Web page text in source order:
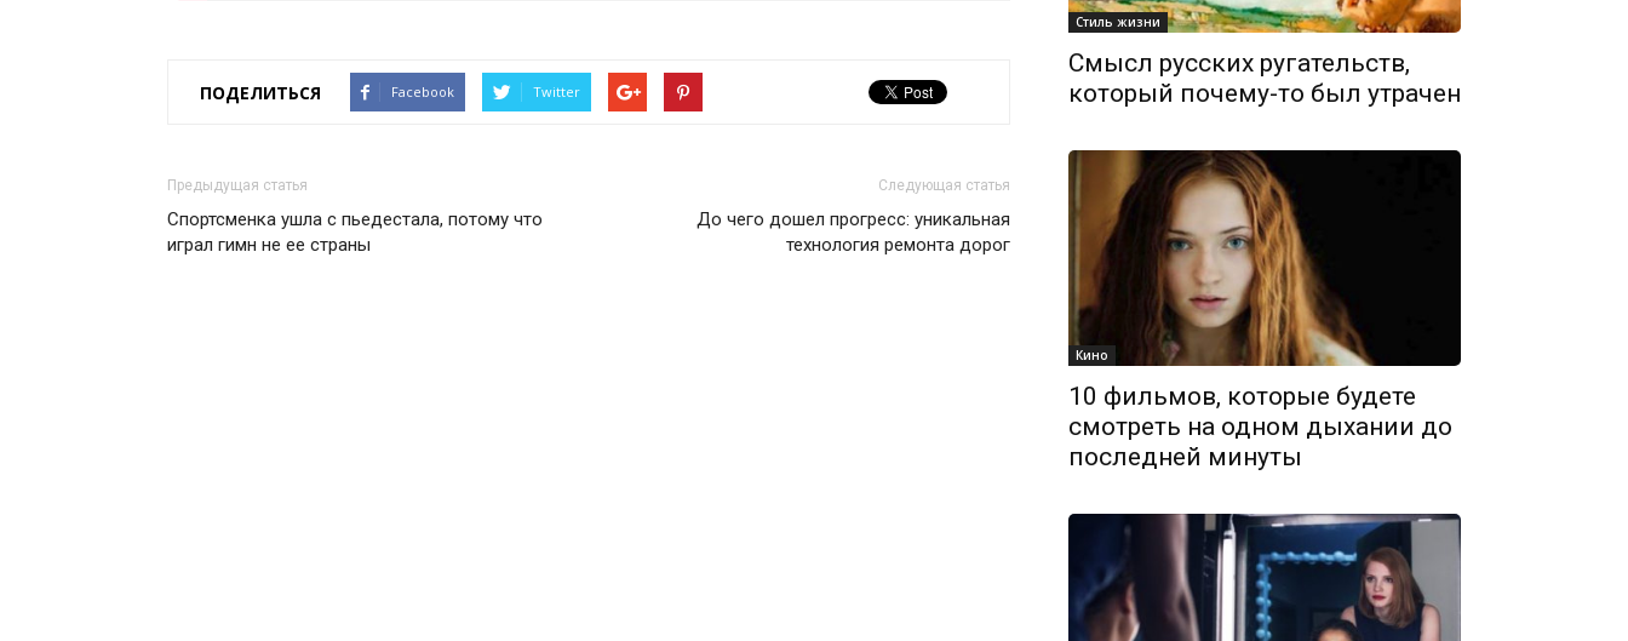
ПОДЕЛИТЬСЯ Facebook Twitter
Предыдущая статья
Спортсменка ушла с пьедестала, потому что
играл гимн не ее страны
Следующая статья
До чего дошел прогресс: уникальная
технология ремонта дорог
Стиль жизни
Смысл русских ругательств,
который почему-то был утрачен
Кино
10 фильмов, которые будете
смотреть на одном дыхании до
последней минуты